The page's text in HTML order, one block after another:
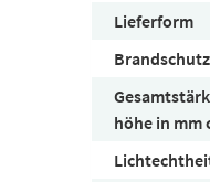
Lieferform
höhe in mm